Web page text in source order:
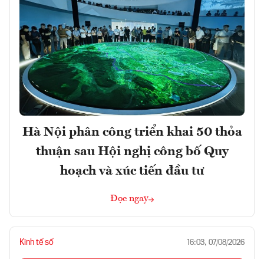
Hà Nội phân công triển khai 50 thỏa
thuận sau Hội nghị công bố Quy
hoạch và xúc tiến đầu tư
Đọc ngay
Kinh tế số 16:03, 07/08/2026